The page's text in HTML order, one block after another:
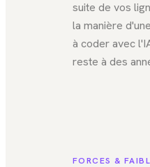
suite de vos
la manière
à coder avec
reste à des
FORCES &